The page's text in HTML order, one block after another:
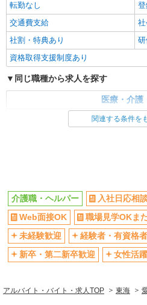
転勤なし
登
交通費支給
社
社割・特典あり
研
資格取得支援制度あり
同じ職種から求人を探す
医療・介護
交通費支給
関連する条件を
介護職・ヘルパー 入社日応相
Web面接OK
職場見学OKま
未経験歓迎
経験者・有資格
新卒・第二新卒歓迎
女性活
アルバイト・バイト・求人TOP 東海